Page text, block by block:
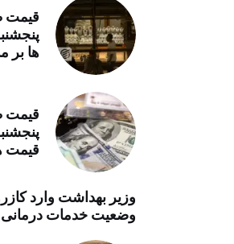
قیمت
ها بر
قیمت
قیمت
وزیر بهداشت وارد
وضعیت خدمات